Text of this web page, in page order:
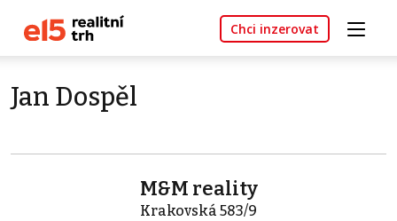
Chci inzerovat
Jan Dospěl
M&M reality
Krakovská 583/9